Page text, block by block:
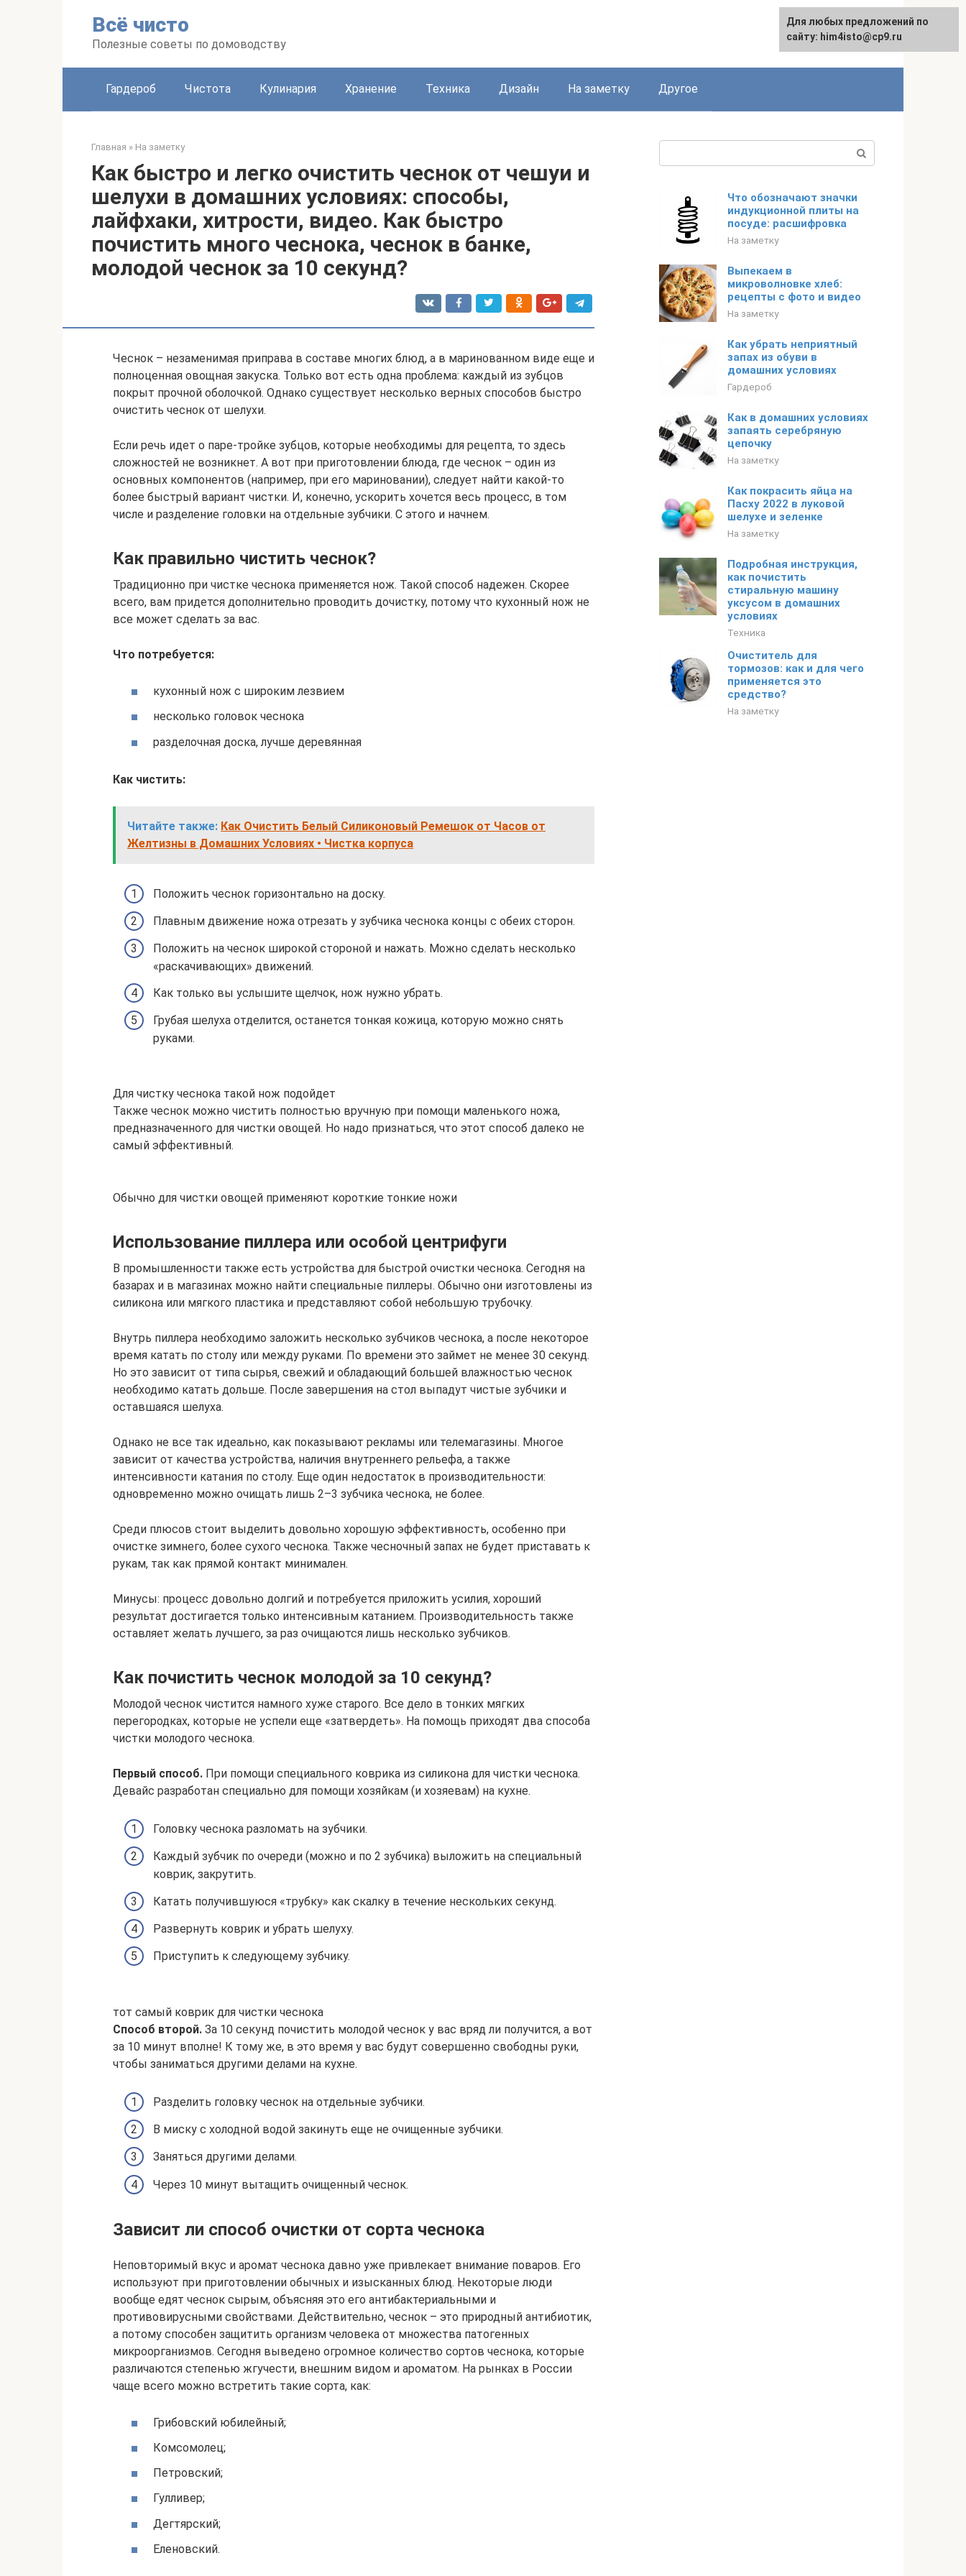
Всё чисто
Полезные советы по домоводству
Гардероб Чистота Кулинария Хранение Техника Дизайн На заметку Другое
Главная » На заметку
Как быстро и легко очистить чеснок от чешуи и
шелухи в домашних условиях: способы,
лайфхаки, хитрости, видео. Как быстро
почистить много чеснока, чеснок в банке,
молодой чеснок за 10 секунд?
Чеснок – незаменимая приправа в составе многих блюд, а в маринованном виде еще и
полноценная овощная закуска. Только вот есть одна проблема: каждый из зубцов
покрыт прочной оболочкой. Однако существует несколько верных способов быстро
очистить чеснок от шелухи.
Если речь идет о паре-тройке зубцов, которые необходимы для рецепта, то здесь
сложностей не возникнет. А вот при приготовлении блюда, где чеснок – один из
основных компонентов (например, при его мариновании), следует найти какой-то
более быстрый вариант чистки. И, конечно, ускорить хочется весь процесс, в том
числе и разделение головки на отдельные зубчики. С этого и начнем.
Как правильно чистить чеснок?
Традиционно при чистке чеснока применяется нож. Такой способ надежен. Скорее
всего, вам придется дополнительно проводить дочистку, потому что кухонный нож не
все может сделать за вас.
Что потребуется:
кухонный нож с широким лезвием
несколько головок чеснока
разделочная доска, лучше деревянная
Как чистить:
Читайте также: Как Очистить Белый Силиконовый Ремешок от Часов от
Желтизны в Домашних Условиях • Чистка корпуса
Положить чеснок горизонтально на доску.
Плавным движение ножа отрезать у зубчика чеснока концы с обеих сторон.
Положить на чеснок широкой стороной и нажать. Можно сделать несколько
«раскачивающих» движений.
Как только вы услышите щелчок, нож нужно убрать.
Грубая шелуха отделится, останется тонкая кожица, которую можно снять
руками.
Для чистку чеснока такой нож подойдет
Также чеснок можно чистить полностью вручную при помощи маленького ножа,
предназначенного для чистки овощей. Но надо признаться, что этот способ далеко не
самый эффективный.
Обычно для чистки овощей применяют короткие тонкие ножи
Использование пиллера или особой центрифуги
В промышленности также есть устройства для быстрой очистки чеснока. Сегодня на
базарах и в магазинах можно найти специальные пиллеры. Обычно они изготовлены из
силикона или мягкого пластика и представляют собой небольшую трубочку.
Внутрь пиллера необходимо заложить несколько зубчиков чеснока, а после некоторое
время катать по столу или между руками. По времени это займет не менее 30 секунд.
Но это зависит от типа сырья, свежий и обладающий большей влажностью чеснок
необходимо катать дольше. После завершения на стол выпадут чистые зубчики и
оставшаяся шелуха.
Однако не все так идеально, как показывают рекламы или телемагазины. Многое
зависит от качества устройства, наличия внутреннего рельефа, а также
интенсивности катания по столу. Еще один недостаток в производительности:
одновременно можно очищать лишь 2–3 зубчика чеснока, не более.
Среди плюсов стоит выделить довольно хорошую эффективность, особенно при
очистке зимнего, более сухого чеснока. Также чесночный запах не будет приставать к
рукам, так как прямой контакт минимален.
Минусы: процесс довольно долгий и потребуется приложить усилия, хороший
результат достигается только интенсивным катанием. Производительность также
оставляет желать лучшего, за раз очищаются лишь несколько зубчиков.
Как почистить чеснок молодой за 10 секунд?
Молодой чеснок чистится намного хуже старого. Все дело в тонких мягких
перегородках, которые не успели еще «затвердеть». На помощь приходят два способа
чистки молодого чеснока.
Первый способ. При помощи специального коврика из силикона для чистки чеснока.
Девайс разработан специально для помощи хозяйкам (и хозяевам) на кухне.
Головку чеснока разломать на зубчики.
Каждый зубчик по очереди (можно и по 2 зубчика) выложить на специальный
коврик, закрутить.
Катать получившуюся «трубку» как скалку в течение нескольких секунд.
Развернуть коврик и убрать шелуху.
Приступить к следующему зубчику.
тот самый коврик для чистки чеснока
Способ второй. За 10 секунд почистить молодой чеснок у вас вряд ли получится, а вот
за 10 минут вполне! К тому же, в это время у вас будут совершенно свободны руки,
чтобы заниматься другими делами на кухне.
Разделить головку чеснок на отдельные зубчики.
В миску с холодной водой закинуть еще не очищенные зубчики.
Заняться другими делами.
Через 10 минут вытащить очищенный чеснок.
Зависит ли способ очистки от сорта чеснока
Неповторимый вкус и аромат чеснока давно уже привлекает внимание поваров. Его
используют при приготовлении обычных и изысканных блюд. Некоторые люди
вообще едят чеснок сырым, объясняя это его антибактериальными и
противовирусными свойствами. Действительно, чеснок – это природный антибиотик,
а потому способен защитить организм человека от множества патогенных
микроорганизмов. Сегодня выведено огромное количество сортов чеснока, которые
различаются степенью жгучести, внешним видом и ароматом. На рынках в России
чаще всего можно встретить такие сорта, как:
Грибовский юбилейный;
Комсомолец;
Петровский;
Гулливер;
Дегтярский;
Еленовский.
Что обозначают значки
индукционной плиты на
посуде: расшифровка
На заметку
Выпекаем в
микроволновке хлеб:
рецепты с фото и видео
На заметку
Как убрать неприятный
запах из обуви в
домашних условиях
Гардероб
Как в домашних условиях
запаять серебряную
цепочку
На заметку
Как покрасить яйца на
Пасху 2022 в луковой
шелухе и зеленке
На заметку
Подробная инструкция,
как почистить
стиральную машину
уксусом в домашних
условиях
Техника
Очиститель для
тормозов: как и для чего
применяется это
средство?
На заметку
Для любых предложений по
сайту: him4isto@cp9.ru